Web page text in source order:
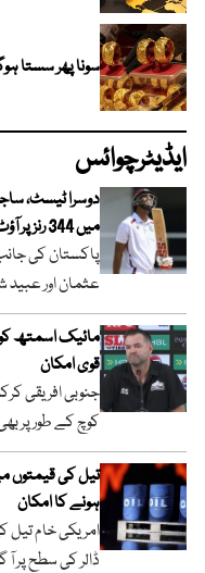
سونا پھر سستا
ایڈیٹرچوائس
دوسرا ٹیسٹ،
میں 344 رنز پر آؤٹ
عثمان اور عبید
مائیک اسمتھ کو
قوی امکان
جنوبی افریقی
کوچ کے طور پر
تیل کی قیمتوں
ہونے کا امکان
ڈالر کی سطح پر آ